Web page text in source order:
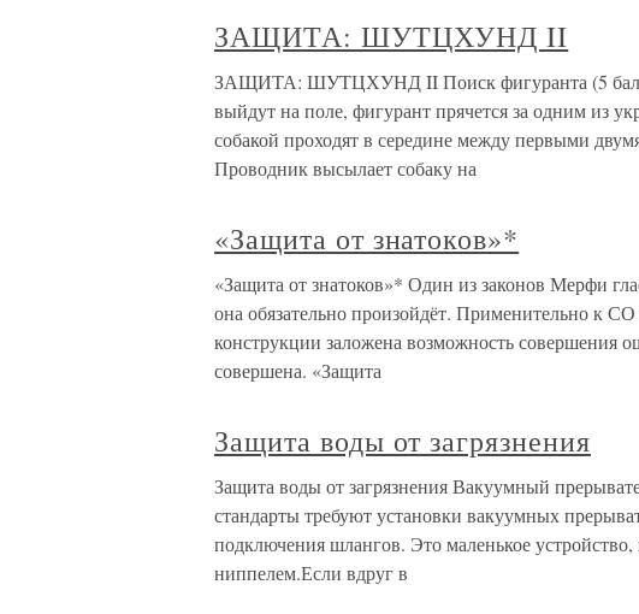
ЗАЩИТА: ШУТЦХУНД II
ЗАЩИТА: ШУТЦХУНД II Поиск фигуранта (5
выйдут на поле, фигурант прячется за одним из
собакой проходят в середине между первыми
Проводник высылает собаку на
«Защита от знатоков»*
«Защита от знатоков»* Один из законов Мерфи
она обязательно произойдёт. Применительно к
конструкции заложена возможность совершения
совершена. «Защита
Защита воды от загрязнения
Защита воды от загрязнения Вакуумный
стандарты требуют установки вакуумных
подключения шлангов. Это маленькое
ниппелем.Если вдруг в